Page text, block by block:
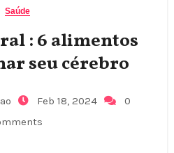
Saúde
: 6 alimentos
seu cérebro
Feb 18, 2024
0